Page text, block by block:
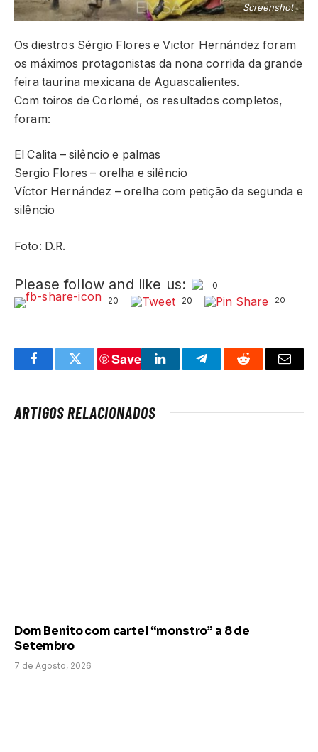
Screenshot
Os diestros Sérgio Flores e Victor Hernández foram
os máximos protagonistas da nona corrida da grande
feira taurina mexicana de Aguascalientes.
Com toiros de Corlomé, os resultados completos,
foram:
El Calita – silêncio e palmas
Sergio Flores – orelha e silêncio
Víctor Hernández – orelha com petição da segunda e
silêncio
Foto: D.R.
Please follow and like us:
0
20
20 20
FacebookTwitter
Save
LinkedInTelegramReddit Email
ARTIGOS RELACIONADOS
Dom Benito com cartel “monstro” a 8 de
Setembro
7 de Agosto, 2026